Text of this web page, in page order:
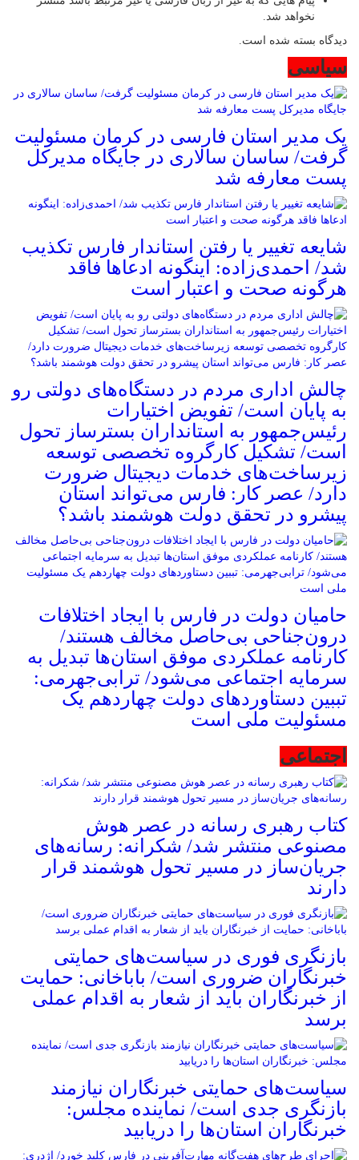
نخواهد شد.
دیدگاه بسته شده است.
سیاسی
یک مدیر استان فارسی در کرمان مسئولیت
گرفت/ ساسان سالاری در جایگاه مدیرکل
پست معارفه شد
شایعه تغییر یا رفتن استاندار فارس تکذیب
شد/ احمدی‌زاده: اینگونه ادعاها فاقد
هرگونه صحت و اعتبار است
چالش اداری مردم در دستگاه‌های دولتی رو
به پایان است/ تفویض اختیارات
رئیس‌جمهور به استانداران بسترساز تحول
است/ تشکیل کارگروه تخصصی توسعه
زیرساخت‌های خدمات دیجیتال ضرورت
دارد/ عصر کار: فارس می‌تواند استان
پیشرو در تحقق دولت هوشمند باشد؟
حامیان دولت در فارس با ایجاد اختلافات
درون‌جناحی بی‌حاصل مخالف هستند/
کارنامه عملکردی موفق استان‌ها تبدیل به
سرمایه اجتماعی می‌شود/ ترابی‌جهرمی:
تببین دستاوردهای دولت چهاردهم یک
مسئولیت ملی است
اجتماعی
کتاب رهبری رسانه در عصر هوش
مصنوعی منتشر شد/ شکرانه: رسانه‌های
جریان‌ساز در مسیر تحول هوشمند قرار
دارند
بازنگری فوری در سیاست‌های حمایتی
خبرنگاران ضروری است/ باباخانی: حمایت
از خبرنگاران باید از شعار به اقدام عملی
برسد
سیاست‌های حمایتی خبرنگاران نیازمند
بازنگری جدی است/ نماینده مجلس:
خبرنگاران استان‌ها را دریابید